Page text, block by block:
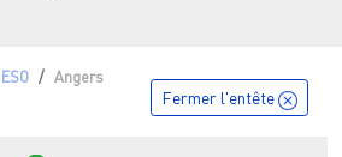
Angers
Fermer l'entête